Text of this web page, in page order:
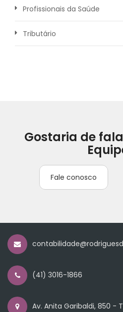
Profissionais da Saúde
Tributário
Gostaria de
Fale conosco
(41) 3016-1866
Av. Anita Garibaldi, 850 -